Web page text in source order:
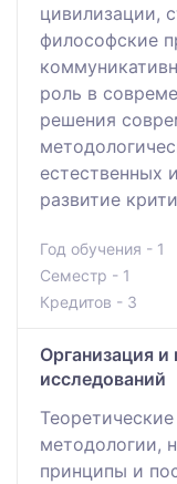
цивилизации,
философские
роль в
решения
естественных
развитие
Год обучения - 1
Семестр - 1
Кредитов - 3
Организация и
исследований
методологии,
принципы и